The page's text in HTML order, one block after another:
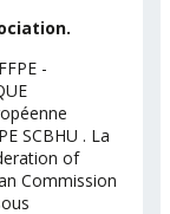
-
SCBHU . La
of
Commission